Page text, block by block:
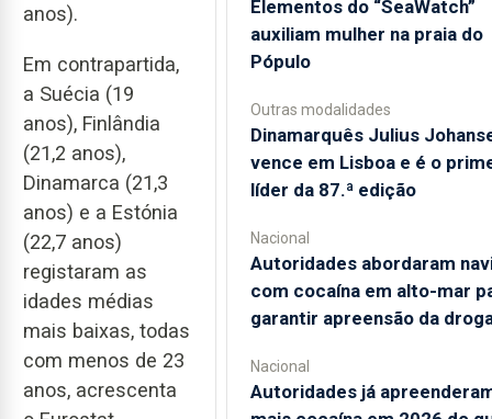
anos).
Em contrapartida,
a Suécia (19
anos), Finlândia
(21,2 anos),
Dinamarca (21,3
anos) e a Estónia
(22,7 anos)
registaram as
idades médias
mais baixas, todas
com menos de 23
anos, acrescenta
​Elementos do “SeaWatch”
auxiliam mulher na praia do
Pópulo
Outras modalidades
Dinamarquês Julius
vence em Lisboa e é o
líder da 87.ª edição
Nacional
Autoridades abordaram
com cocaína em alto-mar
garantir apreensão da
Nacional
Autoridades já